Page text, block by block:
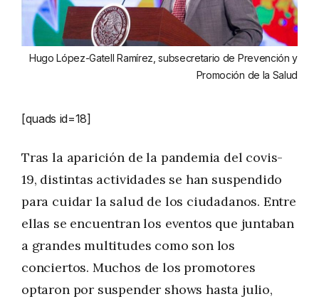
Hugo López-Gatell Ramírez, subsecretario de Prevención y
Promoción de la Salud
[quads id=18]
Tras la aparición de la pandemia del covis-
19, distintas actividades se han suspendido
para cuidar la salud de los ciudadanos. Entre
ellas se encuentran los eventos que juntaban
a grandes multitudes como son los
conciertos. Muchos de los promotores
optaron por suspender shows hasta julio,